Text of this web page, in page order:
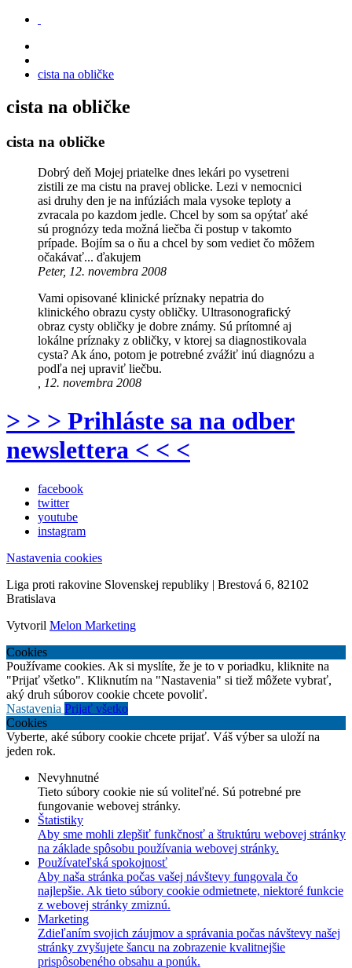
cista na obličke
cista na obličke
cista na obličke
Dobrý deň Mojej priatelke dnes lekári po vysetreni
zistili ze ma cistu na pravej oblicke. Lezi v nemocnici
asi druhy den je na infúziách mala vysoke teploty a
zvracala po kazdom jedle. Chcel by som sa opýtať aké
sú prognózy teda možná liečba či postup v takomto
prípade. Bojím sa o ňu a chcel by som vediet čo môžem
očakávať... ďakujem
Peter, 12. novembra 2008
Vami opisované klinické príznaky nepatria do
klinického obrazu cysty obličky. Ultrasonografický
obraz cysty obličky je dobre známy. Sú prítomné aj
lokálne príznaky z obličky, v ktorej sa diagnostikovala
cysta? Ak áno, potom je potrebné zvážiť inú diagnózu a
podľa nej upraviť liečbu.
, 12. novembra 2008
> > > Prihláste sa na odber
newslettera < < <
facebook
twitter
youtube
instagram
Nastavenia cookies
Liga proti rakovine Slovenskej republiky | Brestová 6, 82102
Bratislava
Vytvoril Melon Marketing
Cookies
Používame cookies. Ak si myslíte, že je to v poriadku, kliknite na
"Prijať všetko". Kliknutím na "Nastavenia" si tiež môžete vybrať,
aký druh súborov cookie chcete povoliť.
Nastavenia Prijať všetko
Cookies
Vyberte, aké súbory cookie chcete prijať. Váš výber sa uloží na
jeden rok.
Nevyhnutné
Tieto súbory cookie nie sú voliteľné. Sú potrebné pre
fungovanie webovej stránky.
Štatistiky
Aby sme mohli zlepšiť funkčnosť a štruktúru webovej stránky
na základe spôsobu používania webovej stránky.
Používateľská spokojnosť
Aby naša stránka počas vašej návštevy fungovala čo
najlepšie. Ak tieto súbory cookie odmietnete, niektoré funkcie
z webovej stránky zmiznú.
Marketing
Zdieľaním svojich záujmov a správania počas návštevy našej
stránky zvyšujete šancu na zobrazenie kvalitnejšie
prispôsobeného obsahu a ponúk.